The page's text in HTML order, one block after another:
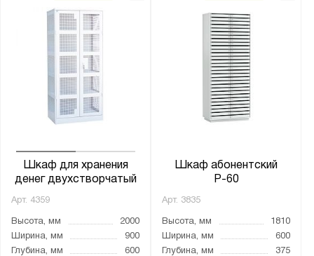
Шкаф для хранения
денег двухстворчатый
Арт. 4359
Высота, мм
2000
Ширина, мм
900
Глубина, мм
600
Шкаф абонентский
Р-60
Арт. 3835
Высота, мм
1810
Ширина, мм
600
Глубина, мм
375